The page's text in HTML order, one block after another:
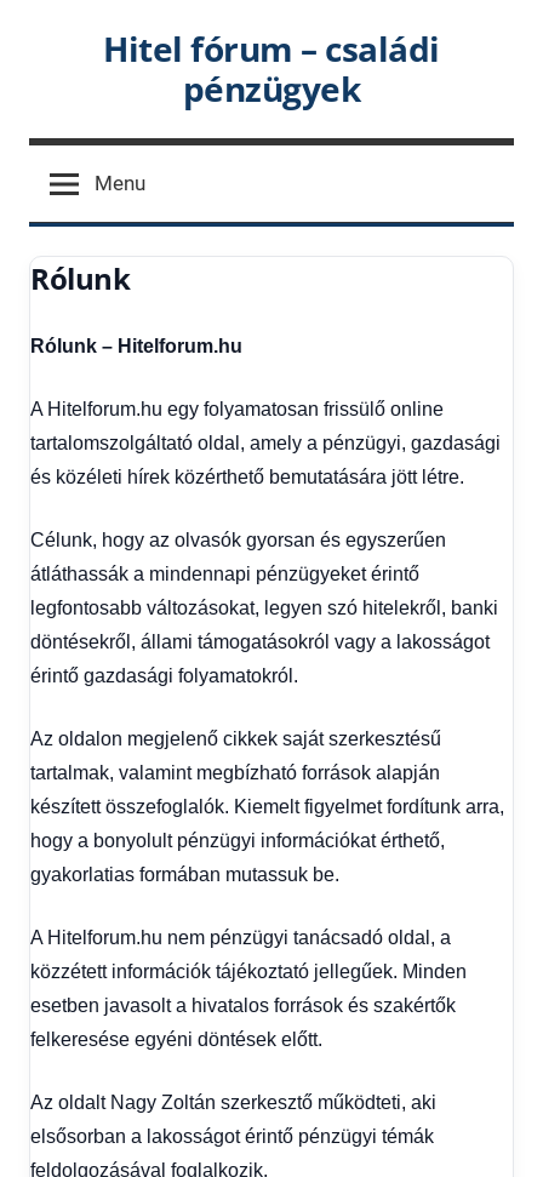
Hitel fórum – családi
pénzügyek
Menu
Rólunk
Rólunk – Hitelforum.hu
A Hitelforum.hu egy folyamatosan frissülő online
tartalomszolgáltató oldal, amely a pénzügyi, gazdasági
és közéleti hírek közérthető bemutatására jött létre.
Célunk, hogy az olvasók gyorsan és egyszerűen
átláthassák a mindennapi pénzügyeket érintő
legfontosabb változásokat, legyen szó hitelekről, banki
döntésekről, állami támogatásokról vagy a lakosságot
érintő gazdasági folyamatokról.
Az oldalon megjelenő cikkek saját szerkesztésű
tartalmak, valamint megbízható források alapján
készített összefoglalók. Kiemelt figyelmet fordítunk arra,
hogy a bonyolult pénzügyi információkat érthető,
gyakorlatias formában mutassuk be.
A Hitelforum.hu nem pénzügyi tanácsadó oldal, a
közzétett információk tájékoztató jellegűek. Minden
esetben javasolt a hivatalos források és szakértők
felkeresése egyéni döntések előtt.
Az oldalt Nagy Zoltán szerkesztő működteti, aki
elsősorban a lakosságot érintő pénzügyi témák
feldolgozásával foglalkozik.